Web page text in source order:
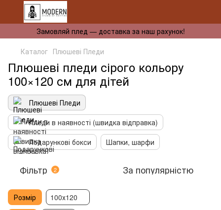
Замовляй плед — доставка за наш рахунок!
Каталог Плюшеві Пледи
Плюшеві пледи сірого кольору
100×120 см для дітей
Плюшеві Пледи
Пледи в наявності (швидка відправка)
Подарункові бокси
Шапки, шарфи
Фільтр 2 За популярністю
Розмір
100х120